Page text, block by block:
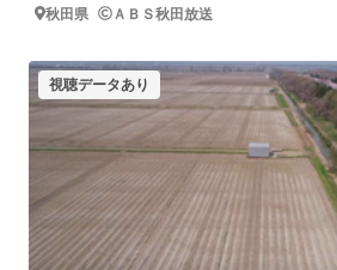
秋田県 ＡＢＳ秋田放送
視聴データあり